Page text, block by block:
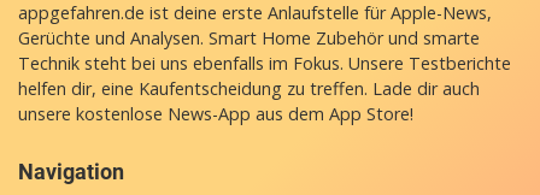
appgefahren.de ist deine erste Anlaufstelle für Apple-News,
Gerüchte und Analysen. Smart Home Zubehör und smarte
Technik steht bei uns ebenfalls im Fokus. Unsere Testberichte
helfen dir, eine Kaufentscheidung zu treffen. Lade dir auch
unsere kostenlose News-App aus dem App Store!
Navigation